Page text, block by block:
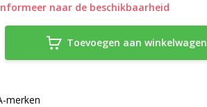
naar de beschikbaarheid
Toevoegen aan winkelwagen
merken